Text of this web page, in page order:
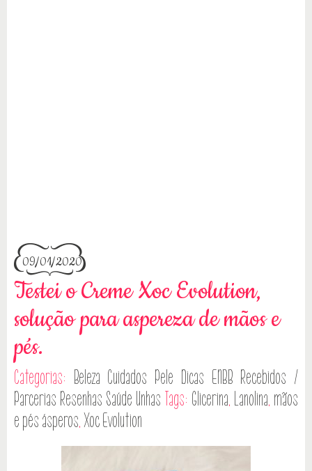
09/01/2020
Testei o Creme Xoc Evolution,
solução para aspereza de mãos e
pés.
Categorias: Beleza Cuidados Pele Dicas ENBB Recebidos /
Parcerias Resenhas Saúde Unhas Tags: Glicerina, Lanolina, mãos
e pés ásperos, Xoc Evolution